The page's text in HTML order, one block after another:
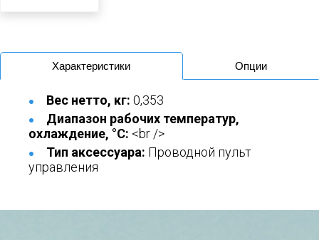
Характеристики Опции
Вес нетто, кг: 0,353
Диапазон рабочих температур,
охлаждение, °C: <br />
Тип аксессуара: Проводной пульт
управления